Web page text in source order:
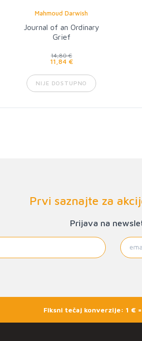
Mahmoud Darwish
Journal of an Ordinary
Grief
14,80 €
11,84 €
NIJE DOSTUPNO
Prvi saznajte za
Prijava na
Fiksni tečaj konverzije: 1 €